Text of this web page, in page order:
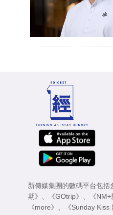
新傳媒集團的數碼平台包括
期》
《GOtrip》 《
《more》
《Sunday Kiss